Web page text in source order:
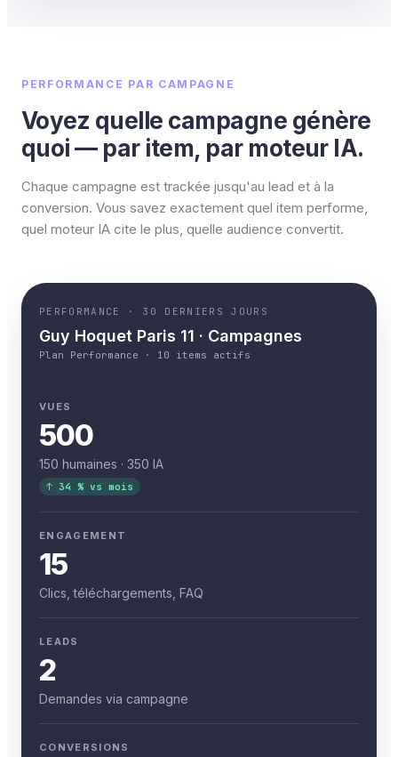
PERFORMANCE PAR CAMPAGNE
Voyez quelle campagne génère
quoi — par item, par moteur IA.
Chaque campagne est trackée jusqu'au lead et à la
conversion. Vous savez exactement quel item performe,
quel moteur IA cite le plus, quelle audience convertit.
PERFORMANCE · 30 DERNIERS JOURS
Guy Hoquet Paris 11 · Campagnes
Plan Performance · 10 items actifs
VUES
500
150 humaines · 350 IA
↑ 34 % vs mois
ENGAGEMENT
15
Clics, téléchargements, FAQ
LEADS
2
Demandes via campagne
CONVERSIONS